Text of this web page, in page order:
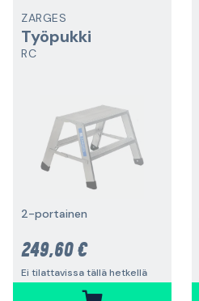
ZARGES
Työpukki
RC
2-portainen
249,60 €
Ei tilattavissa tällä hetkellä